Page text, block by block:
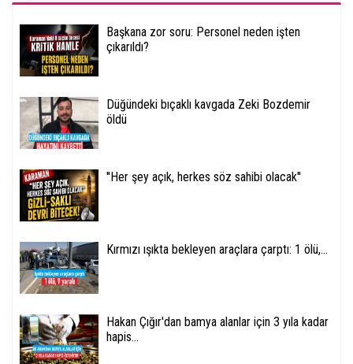
Başkana zor soru: Personel neden işten
çıkarıldı?
Düğündeki bıçaklı kavgada Zeki Bozdemir
öldü
''Her şey açık, herkes söz sahibi olacak''
Kırmızı ışıkta bekleyen araçlara çarptı: 1 ölü,...
Hakan Çığır'dan bamya alanlar için 3 yıla kadar
hapis...